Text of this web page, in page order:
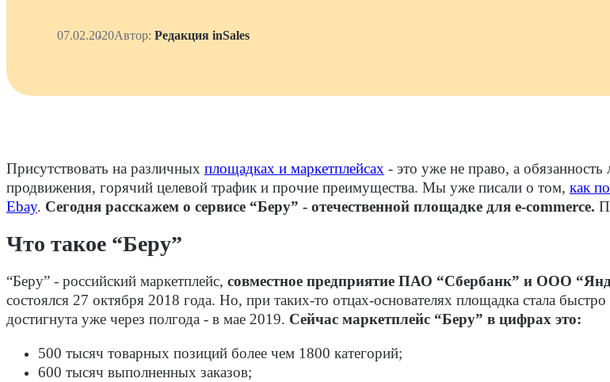
07.02.2020Автор: Редакция inSales
Присутствовать на различных площадках и маркетплейсах - это уже не право, а
продвижения, горячий целевой трафик и прочие преимущества. Мы уже писали о том, как
Ebay. Сегодня расскажем о сервисе “Беру” - отечественной площадке для e-commerce.
Что такое “Беру”
“Беру” - российский маркетплейс, совместное предприятие ПАО “Сбербанк” и ООО
состоялся 27 октября 2018 года. Но, при таких-то отцах-основателях площадка стала
достигнута уже через полгода - в мае 2019. Сейчас маркетплейс “Беру” в цифрах это:
500 тысяч товарных позиций более чем 1800 категорий;
600 тысяч выполненных заказов;